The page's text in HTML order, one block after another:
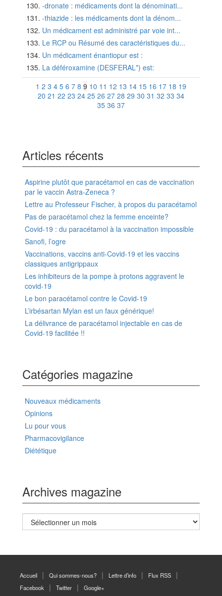
-dronate : médicaments dont la dénominati...
-thiazide : les médicaments dont la dénom...
Un médicament est administré par voie int...
Le RCP ou Résumé des caractéristiques du...
Un médicament énantiopur est :
La déféroxamine (DESFERAL*) est:
1 2 3 4 5 6 7 8 9 10 11 12 13 14 15 16 17 18 19
20 21 22 23 24 25 26 27 28 29 30 31 32 33 34
35 36 37
Articles récents
Aspirine plutôt que paracétamol en cas de vaccination
par le vaccin Astra-Zeneca ?
Lettre au Professeur Fischer, à propos du paracétamol
Pas de paracétamol chez la femme enceinte?
Covid-19 : du paracétamol à la vaccination impossible
Sanofi, l’ogre
Vaccinations, vaccins anti-Covid-19 et les vaccins
classiques antigrippaux
Les inhibiteurs de la pompe à protons aggravent le
covid-19
Le bon paracétamol contre le Covid-19
L’irbésartan Mylan est un faux générique!
La délivrance de paracétamol injectable en cas de
Covid-19 facilitée !!
Catégories magazine
Nouveaux médicaments
Opinions
Lu pour vous
Pharmacovigilance
Diététique
Archives magazine
Archives
magazine
Accueil Qui sommes-nous? Lettre d’info
Flux RSS
Facebook
Twitter Google+